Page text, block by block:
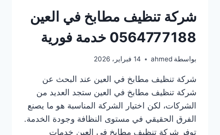
شركة تنظيف مطابخ في العين
0564777188 خدمة فورية
بواسطة ahmed 14 فبراير، 2026
شركة تنظيف مطابخ في العين عند البحث عن
شركة تنظيف مطابخ في العين ستجد العديد من
الشركات، لكن اختيار الشركة المناسبة هو ما يصنع
الفرق الحقيقي في مستوى النظافة وجودة الخدمة.
توفر شركة تنظيف مطابخ في العين خدمات